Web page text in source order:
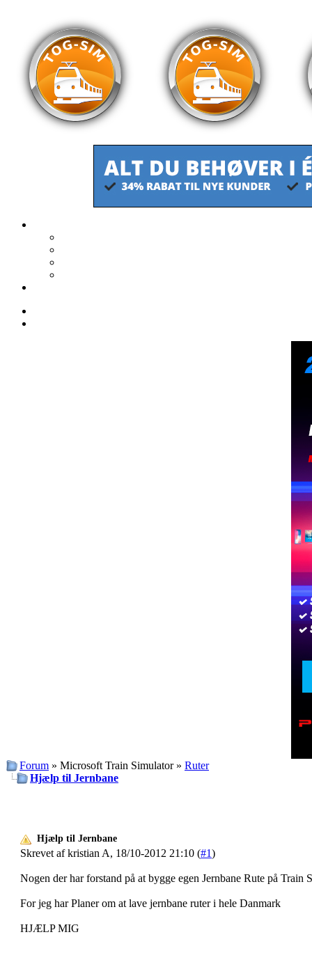
Forum » Microsoft Train Simulator » Ruter
Hjælp til Jernbane
Hjælp til Jernbane
Skrevet af kristian A, 18/10-2012 21:10 (#1)
Nogen der har forstand på at bygge egen Jernbane Rute på Train
For jeg har Planer om at lave jernbane ruter i hele Danmark
HJÆLP MIG